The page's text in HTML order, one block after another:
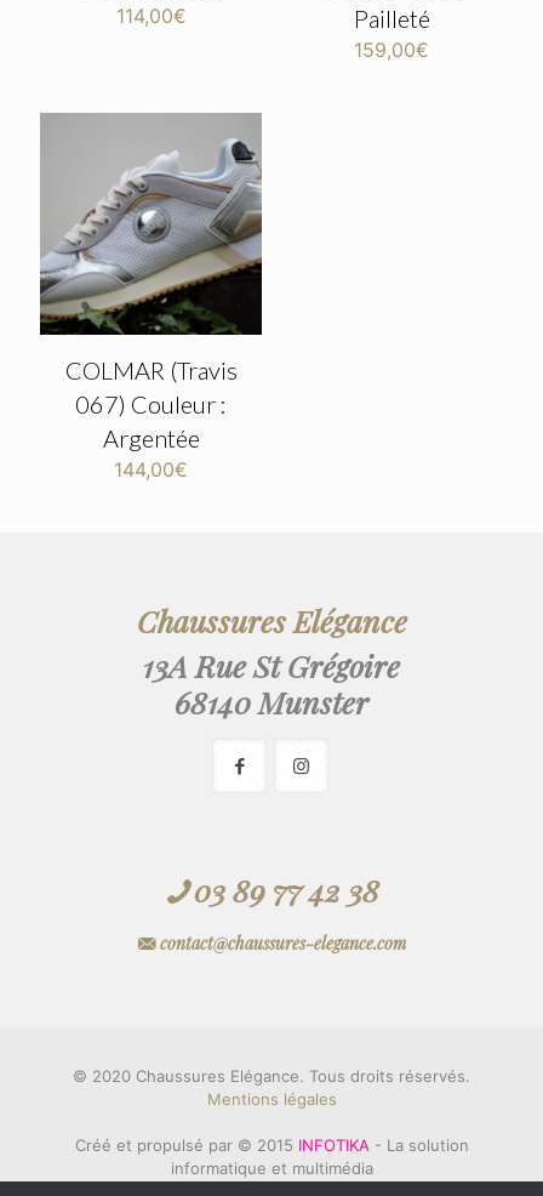
114,00€
Pailleté
159,00€
COLMAR (Travis
067) Couleur :
Argentée
144,00€
Chaussures Elégance
13A Rue St Grégoire
68140 Munster
03 89 77 42 38
contact@chaussures-elegance.com
© 2020 Chaussures Elégance. Tous droits réservés.
Mentions légales
Créé et propulsé par © 2015 INFOTIKA- La solution
informatique et multimédia